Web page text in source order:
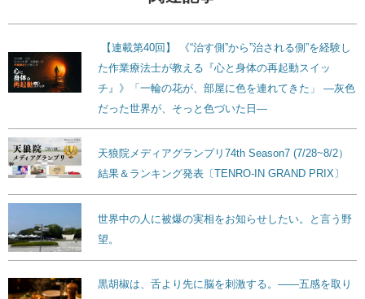
【連載第40回】 《“治す側”から”治される側”を経験し
た作業療法士が教える『心と身体の再起動スイッ
チ』》「一輪の花が、部屋に色を連れてきた」 ―灰色
だった世界が、そっと色づいた日―
天狼院メディアグランプリ74th Season7 (7/28~8/2）
結果＆ランキング発表〔TENRO-IN GRAND PRIX〕
世界中の人に被爆の実相をお知らせしたい。と言う野
望。
黒胡椒は、舌より先に脳を刺激する。——五感を取り